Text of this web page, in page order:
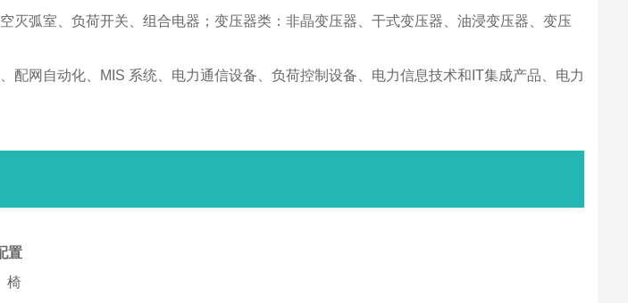
灭弧室、负荷开关、组合电器；变压器类：非晶变压器、干式变压器、油浸变压器、变压
配网自动化、MIS 系统、电力通信设备、负荷控制设备、电力信息技术和IT集成产品、电力
置
椅